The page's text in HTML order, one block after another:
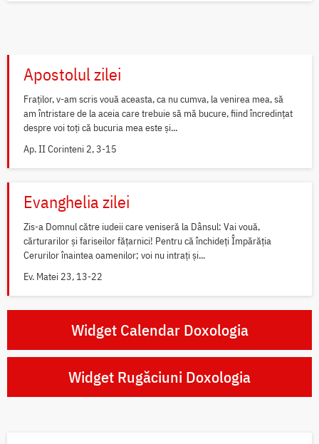
Apostolul zilei
Fraților, v-am scris vouă aceasta, ca nu cumva, la venirea mea, să
am întristare de la aceia care trebuie să mă bucure, fiind încredințat
despre voi toți că bucuria mea este și...
Ap. II Corinteni 2, 3-15
Evanghelia zilei
Zis-a Domnul către iudeii care veniseră la Dânsul: Vai vouă,
cărturarilor și fariseilor fățarnici! Pentru că închideți Împărăția
Cerurilor înaintea oamenilor; voi nu intrați și...
Ev. Matei 23, 13-22
Widget Calendar Doxologia
Widget Rugăciuni Doxologia